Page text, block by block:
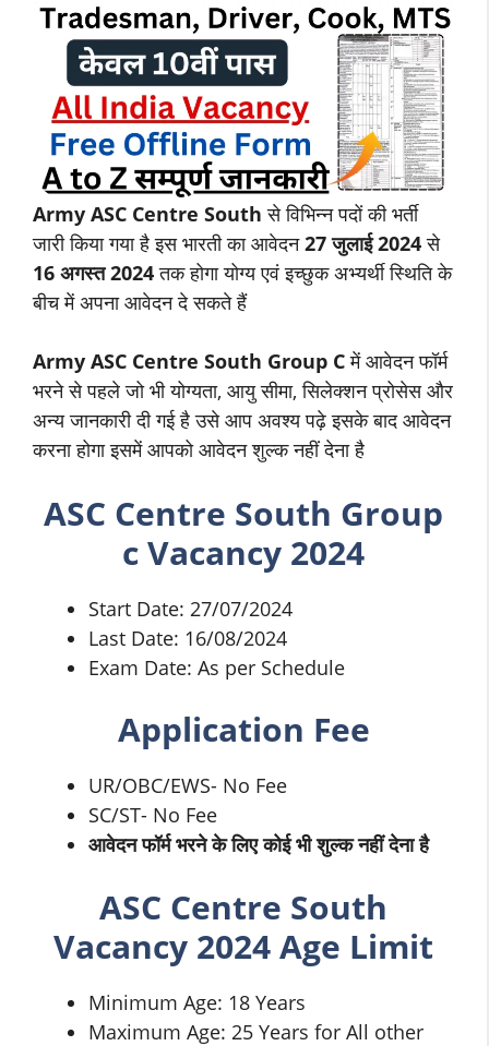
Army ASC Centre Southसे विभिन्न पदों की भर्ती
जारी किया गया है इस भारती का आवेदन27 जुलाई 2024से
16 अगस्त 2024तक होगा योग्य एवं इच्छुक अभ्यर्थी स्थिति के
बीच में अपना आवेदन दे सकते हैं
Army ASC Centre South Group Cमें आवेदन फॉर्म
भरने से पहले जो भी योग्यता, आयु सीमा, सिलेक्शन प्रोसेस और
अन्य जानकारी दी गई है उसे आप अवश्य पढ़े इसके बाद आवेदन
करना होगा इसमें आपको आवेदन शुल्क नहीं देना है
ASC Centre South Group
c Vacancy 2024
Start Date: 27/07/2024
Last Date: 16/08/2024
Exam Date: As per Schedule
Application Fee
UR/OBC/EWS- No Fee
SC/ST- No Fee
आवेदन फॉर्म भरने के लिए कोई भी शुल्क नहीं देना है
ASC Centre South
Vacancy 2024 Age Limit
Minimum Age: 18 Years
Maximum Age: 25 Years for All other